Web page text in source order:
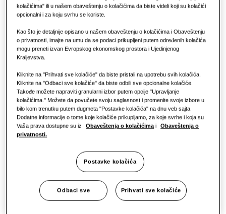
One Samsung
kolačićima" ili u našem obaveštenju o kolačićima da biste videli koji su kolačići
opcionalni i za koju svrhu se koriste.
Kao što je detaljnije opisano u našem obaveštenju o kolačićima i Obaveštenju
o privatnosti, imajte na umu da se podaci prikupljeni putem određenih kolačića
mogu preneti izvan Evropskog ekonomskog prostora i Ujedinjenog
Kraljevstva.
Kliknite na "Prihvati sve kolačiće" da biste pristali na upotrebu svih kolačića.
Kliknite na "Odbaci sve kolačiće" da biste odbili sve opcionalne kolačiće.
Takođe možete napraviti granularni izbor putem opcije "Upravljanje
kolačićima." Možete da povučete svoju saglasnost i promenite svoje izbore u
bilo kom trenutku putem dugmeta "Postavke kolačića" na dnu veb sajta.
Dodatne informacije o tome koje kolačiće prikupljamo, za koje svrhe i koja su
Vaša prava dostupne su iz
Obaveštenja o kolačićima i
Obaveštenja o
privatnosti.
Postavke kolačića
Odbaci sve Prihvati sve kolačiće